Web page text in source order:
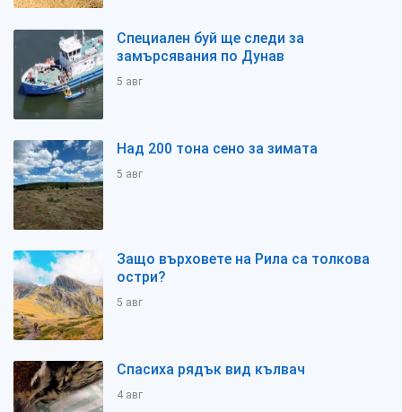
Специален буй ще следи за
замърсявания по Дунав
5 авг
Над 200 тона сено за зимата
5 авг
Защо върховете на Рила са толкова
остри?
5 авг
Спасиха рядък вид кълвач
4 авг